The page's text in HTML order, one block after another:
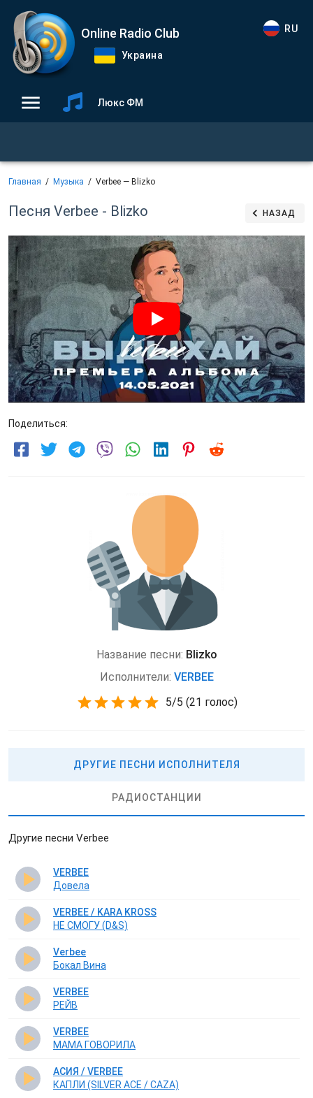
Online Radio Club
Украина
RU
Люкс ФМ
Главная Музыка Verbee — Blizko
Песня Verbee - Blizko НАЗАД
Поделиться:
Название песни: Blizko
Исполнители: VERBEE
5/5 (21 голос)
ДРУГИЕ ПЕСНИ ИСПОЛНИТЕЛЯ
РАДИОСТАНЦИИ
Другие песни Verbee
VERBEE
Довела
VERBEE / KARA KROSS
НЕ СМОГУ (D&S)
Verbee
Бокал Вина
VERBEE
РЕЙВ
VERBEE
МАМА ГОВОРИЛА
АСИЯ / VERBEE
КАПЛИ (SILVER ACE / CAZA)